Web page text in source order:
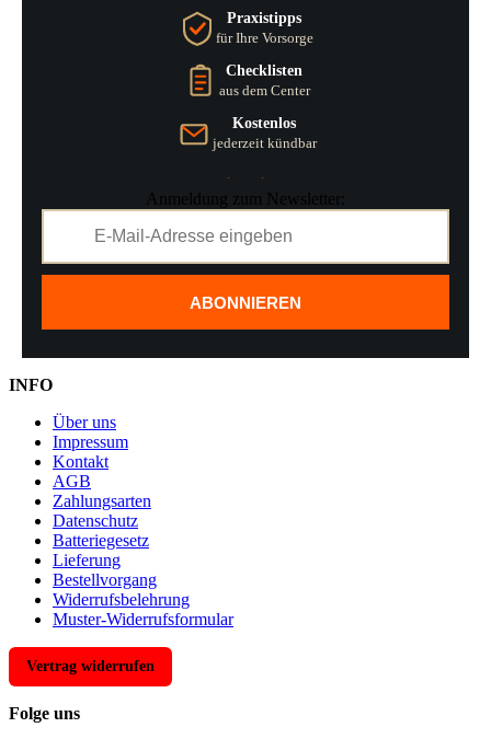
Praxistipps
für Ihre Vorsorge
Checklisten
aus dem Center
Kostenlos
jederzeit kündbar
Anmeldung zum Newsletter:
ABONNIEREN
INFO
Über uns
Impressum
Kontakt
AGB
Zahlungsarten
Datenschutz
Batteriegesetz
Lieferung
Bestellvorgang
Widerrufsbelehrung
Muster-Widerrufsformular
Vertrag widerrufen
Folge uns